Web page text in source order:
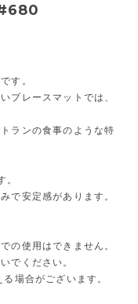
す。
プレースマットでは、
ランの食事のような特
。
で安定感があります。
の使用はできません。
でください。
場合がございます。